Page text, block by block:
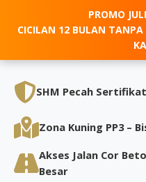
PROMO
CICILAN 12 BULAN
SHM Pecah
Zona Kuning PP3 –
Akses Jalan Cor
Besar